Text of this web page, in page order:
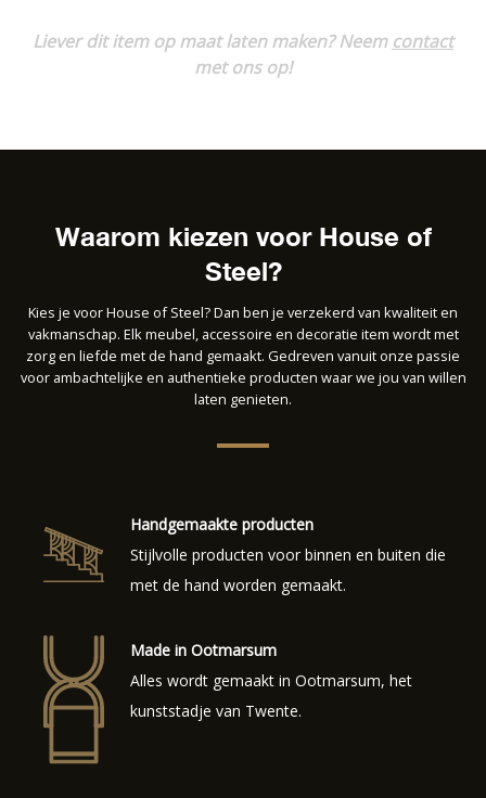
Liever dit item op maat laten maken? Neem contact
met ons op!
Waarom kiezen voor House of
Steel?
Kies je voor House of Steel? Dan ben je verzekerd van kwaliteit en
vakmanschap. Elk meubel, accessoire en decoratie item wordt met
zorg en liefde met de hand gemaakt. Gedreven vanuit onze passie
voor ambachtelijke en authentieke producten waar we jou van willen
laten genieten.
Handgemaakte producten
Stijlvolle producten voor binnen en buiten die
met de hand worden gemaakt.
Made in Ootmarsum
Alles wordt gemaakt in Ootmarsum, het
kunststadje van Twente.